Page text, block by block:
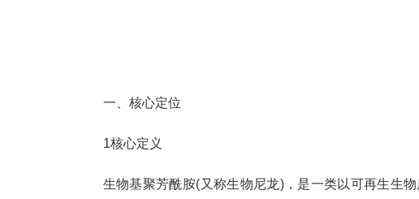
一、核心定位
1核心定义
生物基聚芳酰胺(又称生物尼龙)，是一类以可再生生